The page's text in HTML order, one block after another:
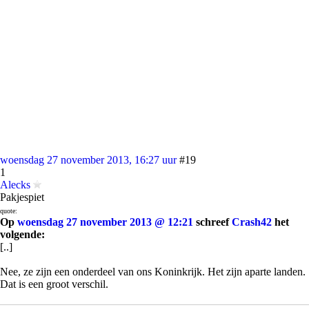
woensdag 27 november 2013, 16:27 uur #19
1
Alecks
Pakjespiet
quote:
Op woensdag 27 november 2013 @ 12:21 schreefCrash42 het
volgende:
[..]
Nee, ze zijn een onderdeel van ons Koninkrijk. Het zijn aparte landen.
Dat is een groot verschil.
Ze wilden zelf zelfstandig worden. Een eigen paspoort zou daar deel